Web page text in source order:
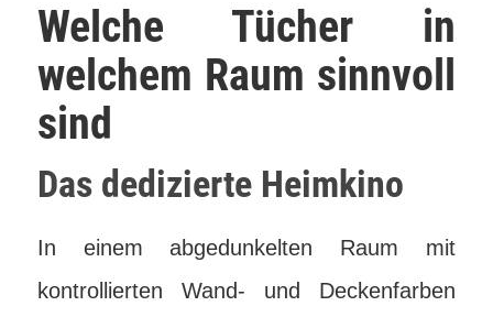
Welche Tücher in
welchem Raum sinnvoll
sind
Das dedizierte Heimkino
In einem abgedunkelten Raum mit
kontrollierten Wand- und Deckenfarben